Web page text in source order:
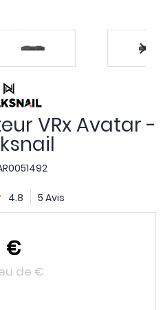
VRx Avatar -
4.8 5 Avis
€
de €